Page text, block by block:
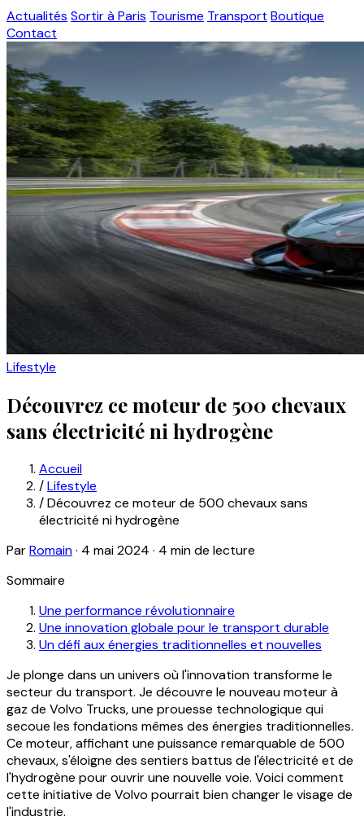
Actualités Sortir à Paris Tourisme Transport Boutique
Contact
Lifestyle
Découvrez ce moteur de 500 chevaux
sans électricité ni hydrogène
Accueil
/Lifestyle
/Découvrez ce moteur de 500 chevaux sans
électricité ni hydrogène
ParRomain· 4 mai 2024 · 4 min de lecture
Sommaire
Une performance révolutionnaire
Une innovation globale pour le transport durable
Un défi aux énergies traditionnelles et nouvelles
Je plonge dans un univers où l'innovation transforme le
secteur du transport. Je découvre le nouveau moteur à
gaz de Volvo Trucks, une prouesse technologique qui
secoue les fondations mêmes des énergies traditionnelles.
Ce moteur, affichant une puissance remarquable de 500
chevaux, s'éloigne des sentiers battus de l'électricité et de
l'hydrogène pour ouvrir une nouvelle voie. Voici comment
cette initiative de Volvo pourrait bien changer le visage de
l'industrie.